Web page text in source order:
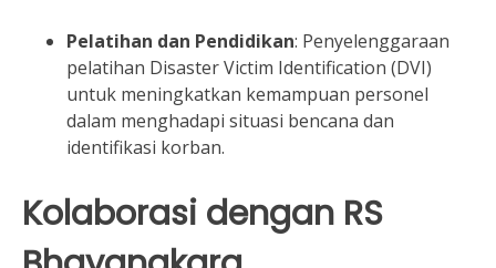
Pelatihan dan Pendidikan: Penyelenggaraan
pelatihan Disaster Victim Identification (DVI)
untuk meningkatkan kemampuan personel
dalam menghadapi situasi bencana dan
identifikasi korban.
Kolaborasi dengan RS